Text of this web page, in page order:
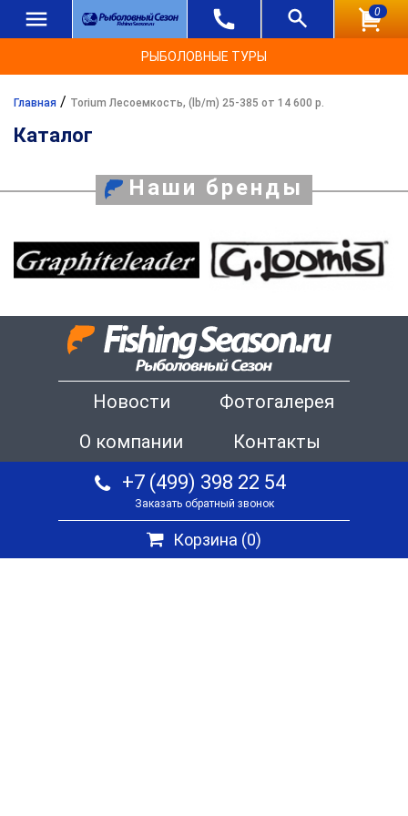
0
РЫБОЛОВНЫЕ ТУРЫ
Главная / Torium Лесоемкость, (lb/m) 25-385 от 14 600 р.
Каталог
Наши бренды
Новости
Фотогалерея
О компании
Контакты
+7 (499) 398 22 54
Заказать обратный звонок
Корзина (0)